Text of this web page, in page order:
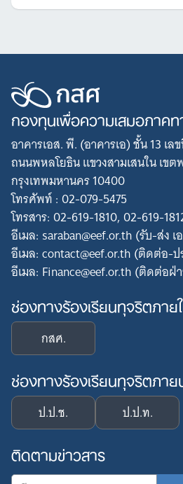
กองทุนเพื่อความเสมอภาค
อาคารเอส. พี. (อาคารเอ) ชั้น 13 เล
ถนนพหลโยธิน แขวงสามเสนใน เข
กรุงเทพมหานคร 10400
โทรศัพท์ : 02-079-5475
โทรสาร: 02-619-1810, 02-619-
อีเมล: saraban@eef.or.th (รับ-ส่ง เ
อีเมล: contact@eef.or.th (ติดต่อ-ป
อีเมล: Finance@eef.or.th (ติดต่อ
ช่องทางร้องเรียนทุจริตภาย
กสศ.
ช่องทางร้องเรียนทุจริตภา
ป.ป.ช. ป.ป.ท.
ติดตามข่าวสาร